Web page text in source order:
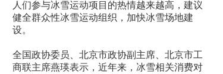
人们参与冰雪运动项目的热情越来越高，建议
健全群众性冰雪运动组织，加快冰雪场地建
设。
全国政协委员、北京市政协副主席、北京市工
商联主席燕瑛表示，近年来，冰雪相关消费对